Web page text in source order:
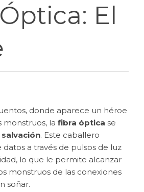
El
donde aparece un héroe
monstruos, la fibra óptica se
salvación. Este caballero
a través de pulsos de luz
lo que le permite alcanzar
monstruos de las conexiones
soñar.